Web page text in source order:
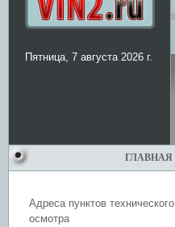
Пятница, 7 августа 2026 г.
ГЛАВНАЯ
Адреса пунктов технического
осмотра